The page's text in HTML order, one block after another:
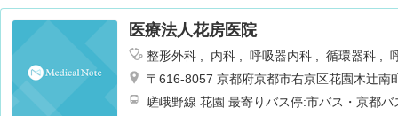
医療法人花房医院
整形外科 内科 呼吸器内科 循環器科
ション
〒616-8057 京都府京都市右京区花園木辻南
嵯峨野線 花園 最寄りバス停:市バス・京都